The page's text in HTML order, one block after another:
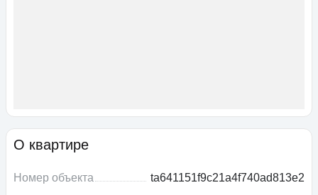
О квартире
Номер объекта
ta641151f9c21a4f740ad813e2